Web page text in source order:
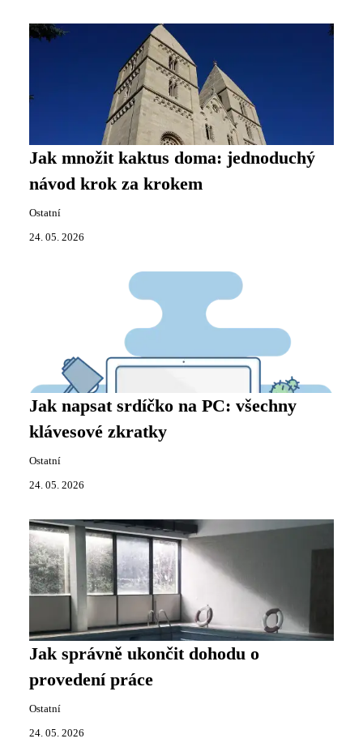
Jak množit kaktus doma: jednoduchý
návod krok za krokem
Ostatní
24. 05. 2026
Jak napsat srdíčko na PC: všechny
klávesové zkratky
Ostatní
24. 05. 2026
Jak správně ukončit dohodu o
provedení práce
Ostatní
24. 05. 2026